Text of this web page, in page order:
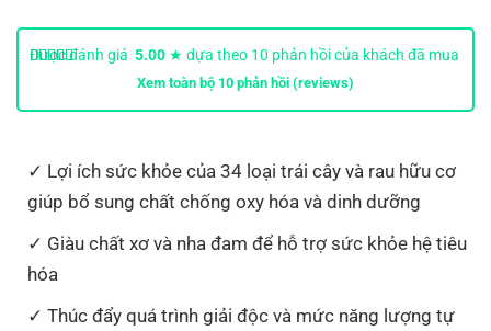
Được đánh giá 5.00 ★ dựa theo 10 phản hồi của khách đã mua
Xem toàn bộ 10 phản hồi (reviews)
Lợi ích sức khỏe của 34 loại trái cây và rau hữu cơ
giúp bổ sung chất chống oxy hóa và dinh dưỡng
Giàu chất xơ và nha đam để hỗ trợ sức khỏe hệ tiêu
hóa
Thúc đẩy quá trình giải độc và mức năng lượng tự